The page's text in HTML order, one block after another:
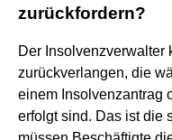
zurückfordern?
Der Insolvenzverwalter
zurückverlangen, die
einem Insolvenzantrag
erfolgt sind. Das ist die